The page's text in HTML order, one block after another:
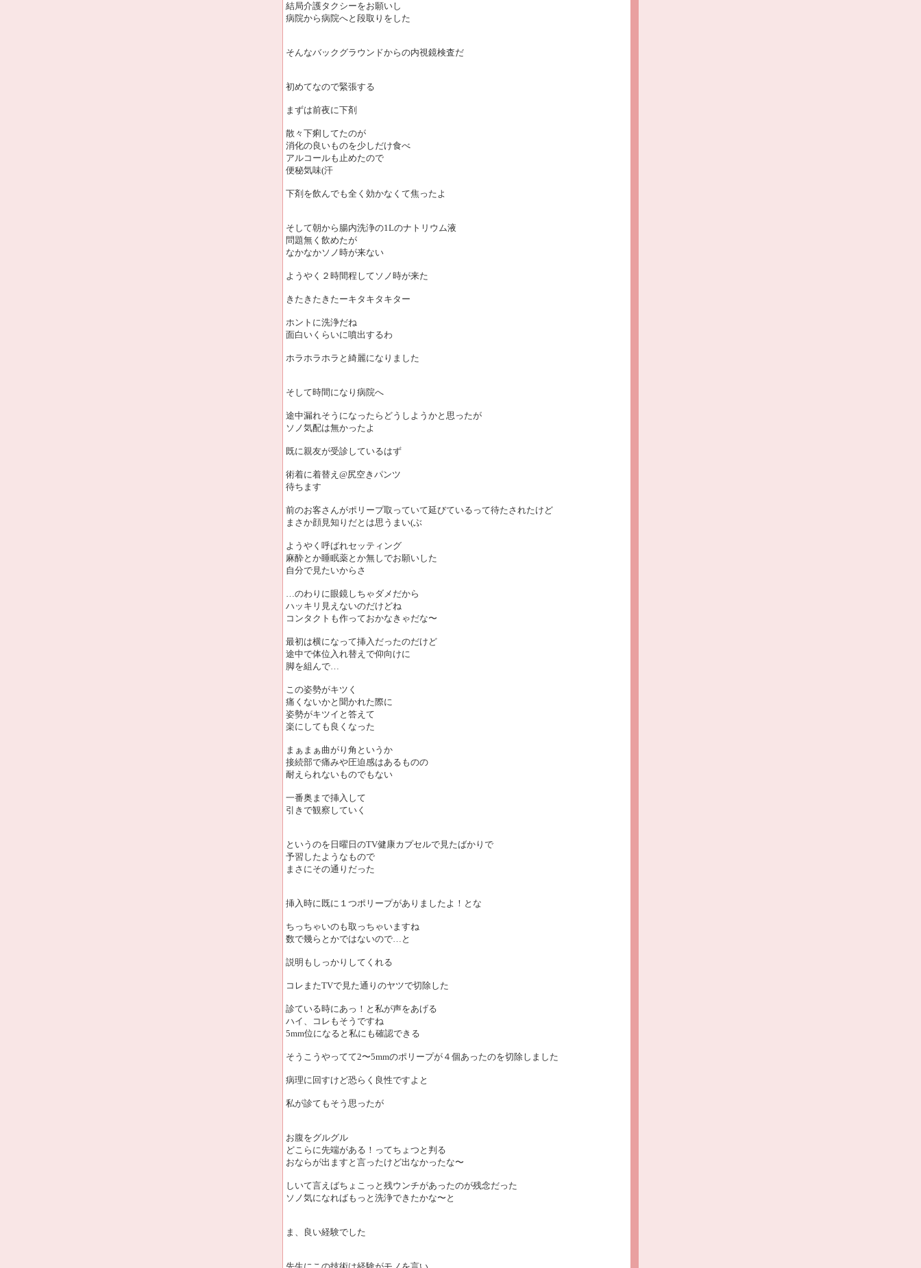
結局介護タクシーをお願いし
病院から病院へと段取りをした
そんなバックグラウンドからの内視鏡検査だ
初めてなので緊張する
まずは前夜に下剤
散々下痢してたのが
消化の良いものを少しだけ食べ
アルコールも止めたので
便秘気味(汗
下剤を飲んでも全く効かなくて焦ったよ
そして朝から腸内洗浄の1Lのナトリウム液
問題無く飲めたが
なかなかソノ時が来ない
ようやく２時間程してソノ時が来た
きたきたきたーキタキタキター
ホントに洗浄だね
面白いくらいに噴出するわ
ホラホラホラと綺麗になりました
そして時間になり病院へ
途中漏れそうになったらどうしようかと思ったが
ソノ気配は無かったよ
既に親友が受診しているはず
術着に着替え@尻空きパンツ
待ちます
前のお客さんがポリープ取っていて延びているって待たされたけど
まさか顔見知りだとは思うまい(ぶ
ようやく呼ばれセッティング
麻酔とか睡眠薬とか無しでお願いした
自分で見たいからさ
…のわりに眼鏡しちゃダメだから
ハッキリ見えないのだけどね
コンタクトも作っておかなきゃだな〜
最初は横になって挿入だったのだけど
途中で体位入れ替えで仰向けに
脚を組んで…
この姿勢がキツく
痛くないかと聞かれた際に
姿勢がキツイと答えて
楽にしても良くなった
まぁまぁ曲がり角というか
接続部で痛みや圧迫感はあるものの
耐えられないものでもない
一番奥まで挿入して
引きで観察していく
というのを日曜日のTV健康カプセルで見たばかりで
予習したようなもので
まさにその通りだった
挿入時に既に１つポリープがありましたよ！とな
ちっちゃいのも取っちゃいますね
数で幾らとかではないので…と
説明もしっかりしてくれる
コレまたTVで見た通りのヤツで切除した
診ている時にあっ！と私が声をあげる
ハイ、コレもそうですね
5mm位になると私にも確認できる
そうこうやってて2〜5mmのポリープが４個あったのを切除しました
病理に回すけど恐らく良性ですよと
私が診てもそう思ったが
お腹をグルグル
どこらに先端がある！ってちょつと判る
おならが出ますと言ったけど出なかったな〜
しいて言えばちょこっと残ウンチがあったのが残念だった
ソノ気になればもっと洗浄できたかな〜と
ま、良い経験でした